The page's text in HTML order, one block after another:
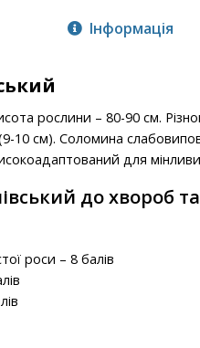
Інформація
рослини – 80-90 см.
см). Соломина
для
до хвороб
роси – 8 балів